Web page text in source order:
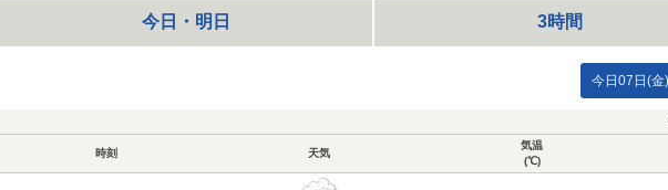
今日・明日 3時間
今日07日(金)
時刻 天気
気温
(℃)